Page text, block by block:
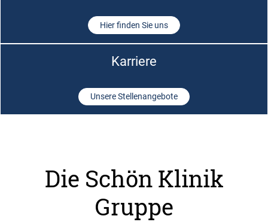
Hier finden Sie uns
Karriere
Unsere Stellenangebote
Die Schön Klinik
Gruppe